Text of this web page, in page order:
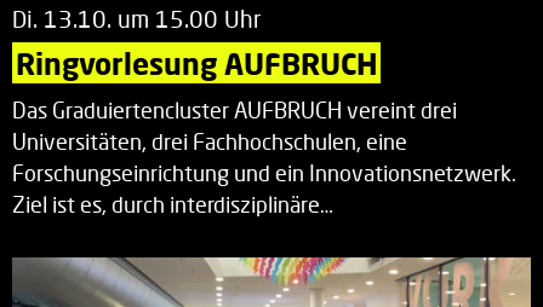
Di. 13.10. um 15.00 Uhr
Ringvorlesung AUFBRUCH
Das Graduiertencluster AUFBRUCH vereint drei
Universitäten, drei Fachhochschulen, eine
Forschungseinrichtung und ein Innovationsnetzwerk.
Ziel ist es, durch interdisziplinäre…